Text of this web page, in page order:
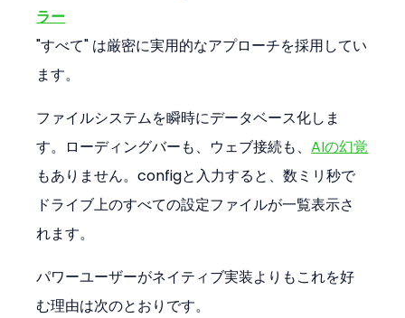
ラー
"すべて" は厳密に実用的なアプローチを採用してい
ます。
ファイルシステムを瞬時にデータベース化しま
す。ローディングバーも、ウェブ接続も、AIの幻覚
もありません。configと入力すると、数ミリ秒で
ドライブ上のすべての設定ファイルが一覧表示さ
れます。
パワーユーザーがネイティブ実装よりもこれを好
む理由は次のとおりです。